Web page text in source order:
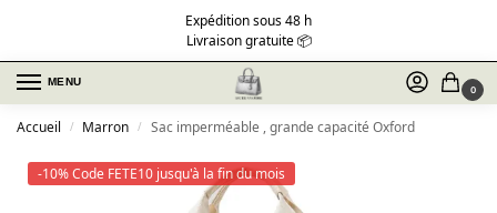
Expédition sous 48 h
Livraison gratuite 📦
MENU
0
Accueil / Marron / Sac imperméable , grande capacité Oxford
-10% Code FETE10 jusqu'à la fin du mois